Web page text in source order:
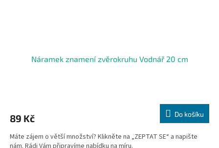
Náramek znamení zvěrokruhu Vodnář 20 cm
89 Kč Do košíku
Máte zájem o větší množství? Klikněte na „ZEPTAT SE“ a napište